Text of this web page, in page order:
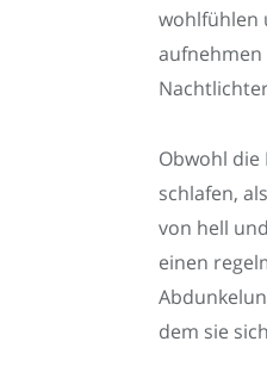
wohlfühlen
aufnehmen
Obwohl die
schlafen,
von hell
einen
dem sie